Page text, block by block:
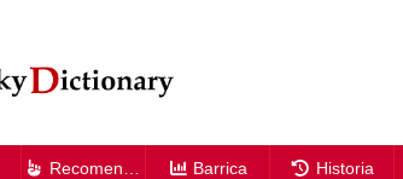
Recomendación Barrica Historia